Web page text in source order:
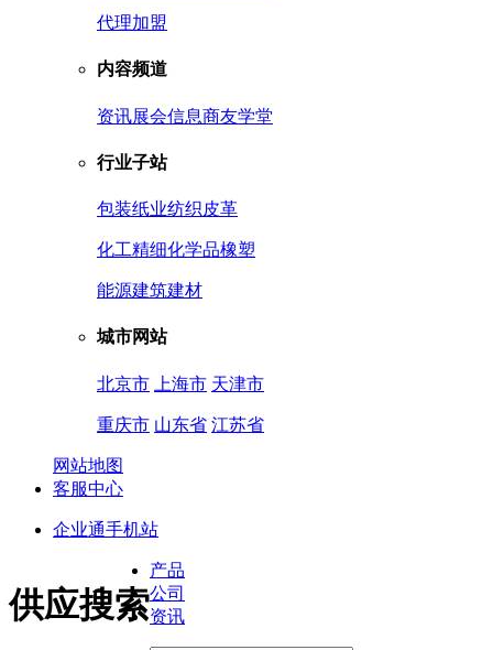
代理加盟
内容频道
资讯展会信息商友学堂
行业子站
包装纸业纺织皮革
化工精细化学品橡塑
能源建筑建材
城市网站
北京市 上海市 天津市
重庆市 山东省 江苏省
网站地图
客服中心
企业通手机站
供应搜索
产品
公司
资讯